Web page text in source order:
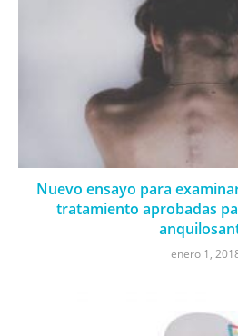
Nuevo ensayo para
tratamiento aprobadas
enero 1,